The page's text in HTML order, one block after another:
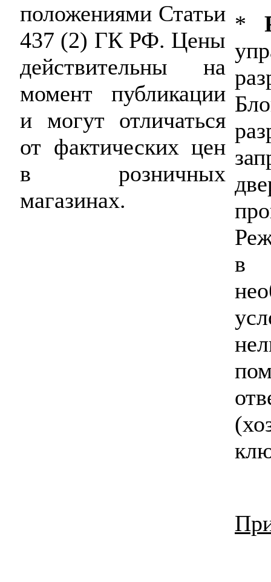
положениями Статьи
437 (2) ГК РФ. Цены
действительны на
момент публикации
и могут отличаться
от фактических цен
в розничных
магазинах.
*
в